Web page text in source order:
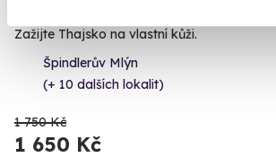
Zažijte Thajsko na vlastní kůži.
Špindlerův Mlýn
(+ 10 dalších lokalit)
1 750 Kč
1 650 Kč